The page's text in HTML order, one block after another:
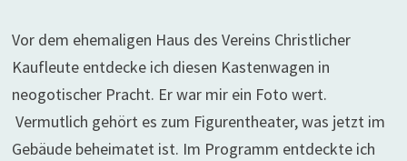
Vor dem ehemaligen Haus des Vereins Christlicher
Kaufleute entdecke ich diesen Kastenwagen in
neogotischer Pracht. Er war mir ein Foto wert.
Vermutlich gehört es zum Figurentheater, was jetzt im
Gebäude beheimatet ist. Im Programm entdeckte ich